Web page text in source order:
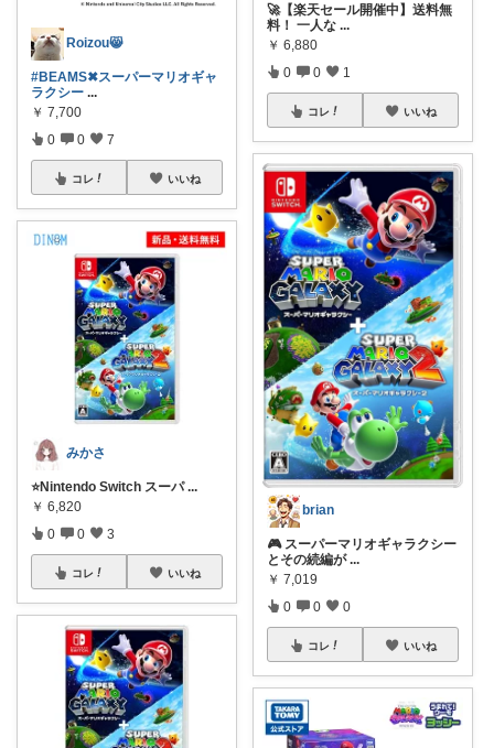
Roizou😸
#BEAMS✖スーパーマリオギャ
ラクシー ...
￥ 7,700
0 0 7
コレ いいね
みかさ
⭐️Nintendo Switch スーパ ...
￥ 6,820
0 0 3
コレ いいね
🚀【楽天セール開催中】送料無
料！ 一人な ...
￥ 6,880
0 0 1
コレ いいね
brian
🎮 スーパーマリオギャラクシー
とその続編が ...
￥ 7,019
0 0 0
コレ いいね